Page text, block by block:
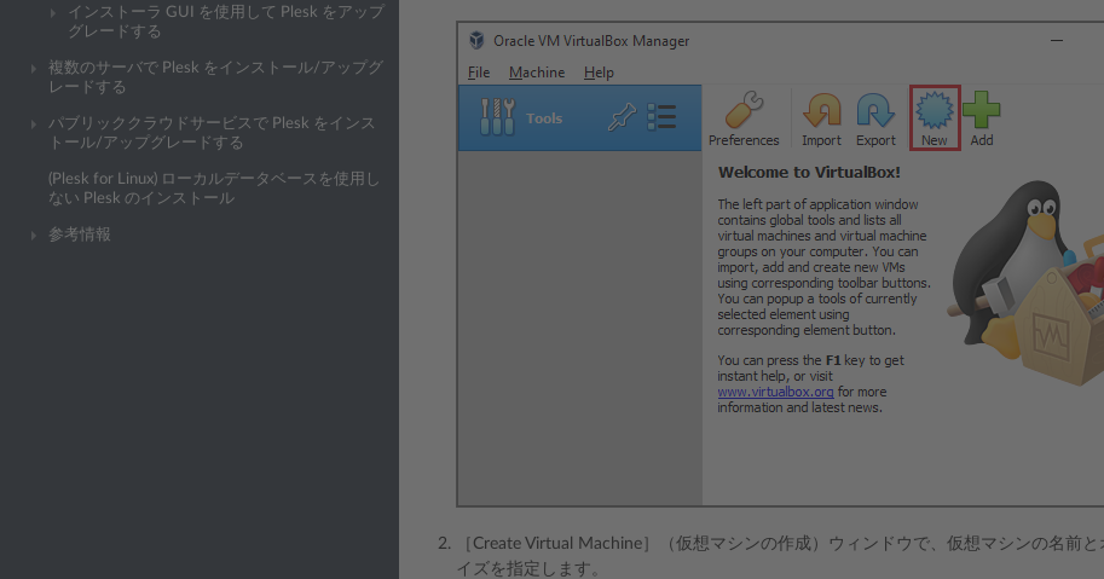
インストーラ GUI を使用して Plesk をアップ
グレードする
複数のサーバで Plesk をインストール/アップグ
レードする
パブリッククラウドサービスで Plesk をインス
トール/アップグレードする
(Plesk for Linux) ローカルデータベースを使用し
ない Plesk のインストール
参考情報
［Create Virtual Machine］（仮想マシンの作成）ウィンドウで、仮想マシンの名前
イズを指定します。